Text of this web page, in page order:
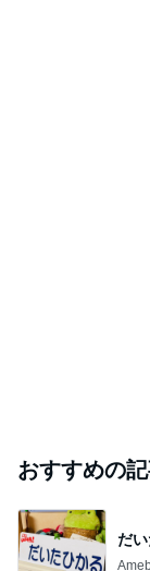
おすすめの
だ